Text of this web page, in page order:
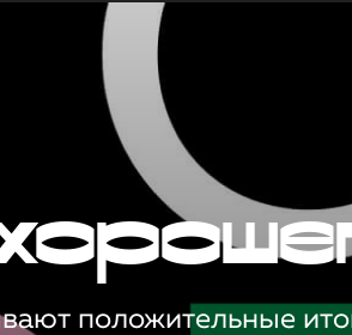
положительные